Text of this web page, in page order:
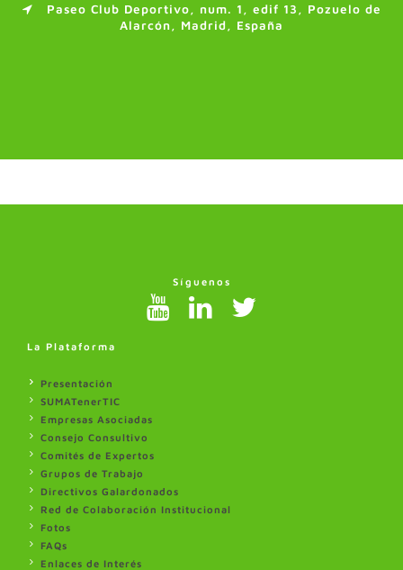
Paseo Club Deportivo, num. 1, edif 13, Pozuelo de
Alarcón, Madrid, España
Síguenos
La Plataforma
Presentación
SUMATenerTIC
Empresas Asociadas
Consejo Consultivo
Comités de Expertos
Grupos de Trabajo
Directivos Galardonados
Red de Colaboración Institucional
Fotos
FAQs
Enlaces de Interés